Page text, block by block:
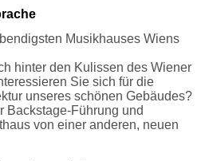
Musikhauses Wiens
hinter den Kulissen des Wiener
Sie sich für die
unseres schönen Gebäudes?
Backstage-Führung und
von einer anderen, neuen